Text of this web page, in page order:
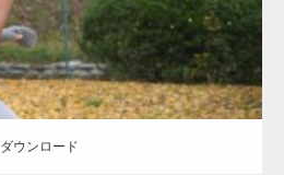
ダウンロード